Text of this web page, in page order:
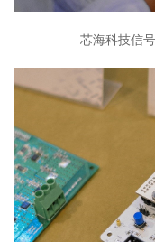
芯海科技信